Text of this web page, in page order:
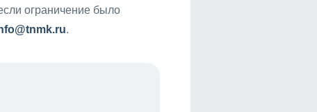
ограничение было
.